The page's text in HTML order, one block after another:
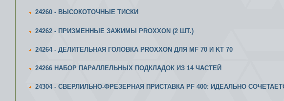
24260 - ВЫСОКОТОЧНЫЕ ТИСКИ
24262 - ПРИЗМЕННЫЕ ЗАЖИМЫ PROXXON (2 ШТ.)
24264 - ДЕЛИТЕЛЬНАЯ ГОЛОВКА PROXXON ДЛЯ MF 70 И KT 70
24266 НАБОР ПАРАЛЛЕЛЬНЫХ ПОДКЛАДОК ИЗ 14 ЧАСТЕЙ
24304 - СВЕРЛИЛЬНО-ФРЕЗЕРНАЯ ПРИСТАВКА PF 400: ИДЕАЛЬНО